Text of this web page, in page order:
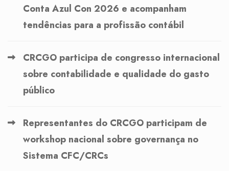
Conta Azul Con 2026 e acompanham
tendências para a profissão contábil
CRCGO participa de congresso internacional
sobre contabilidade e qualidade do gasto
público
Representantes do CRCGO participam de
workshop nacional sobre governança no
Sistema CFC/CRCs